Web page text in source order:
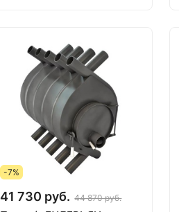
-7%
41 730 руб. 44 870 руб.